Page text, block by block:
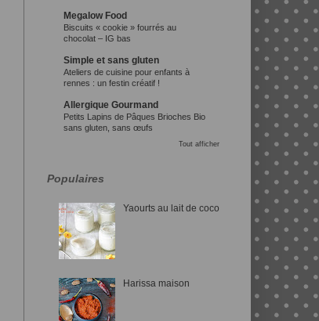
Megalow Food
Biscuits « cookie » fourrés au
chocolat – IG bas
Simple et sans gluten
Ateliers de cuisine pour enfants à
rennes : un festin créatif !
Allergique Gourmand
Petits Lapins de Pâques Brioches Bio
sans gluten, sans œufs
Tout afficher
Populaires
Yaourts au lait de coco
Harissa maison